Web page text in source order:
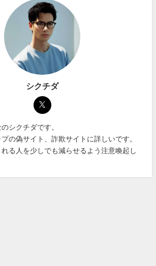
シクチダ
シクチダです。
の偽サイト、詐欺サイトに詳しいです。
る人を少しでも減らせるよう注意喚起し